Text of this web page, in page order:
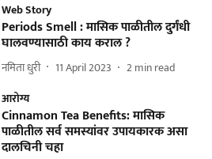
Web Story
Periods Smell : मासिक पाळीतील दुर्गंधी
घालवण्यासाठी काय कराल ?
नमिता धुरी 11 April 2023 2min read
आरोग्य
Cinnamon Tea Benefits: मासिक
पाळीतील सर्व समस्यांवर उपायकारक असा
दालचिनी चहा